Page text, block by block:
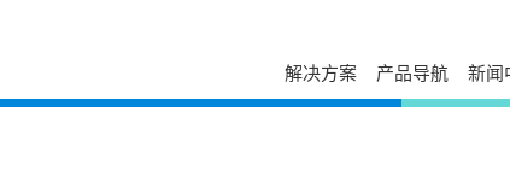
解决方案 产品导航 新闻